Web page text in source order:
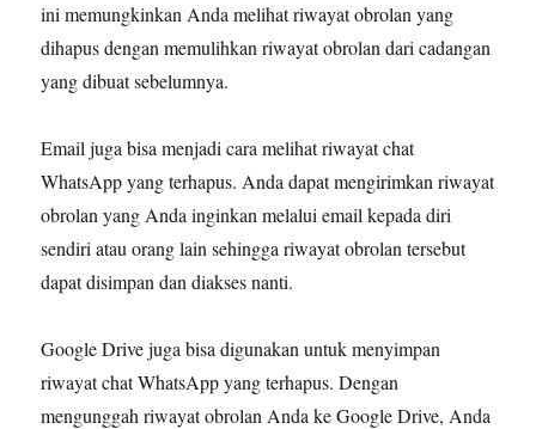
ini memungkinkan Anda melihat riwayat obrolan yang
dihapus dengan memulihkan riwayat obrolan dari cadangan
yang dibuat sebelumnya.
Email juga bisa menjadi cara melihat riwayat chat
WhatsApp yang terhapus. Anda dapat mengirimkan riwayat
obrolan yang Anda inginkan melalui email kepada diri
sendiri atau orang lain sehingga riwayat obrolan tersebut
dapat disimpan dan diakses nanti.
Google Drive juga bisa digunakan untuk menyimpan
riwayat chat WhatsApp yang terhapus. Dengan
mengunggah riwayat obrolan Anda ke Google Drive, Anda